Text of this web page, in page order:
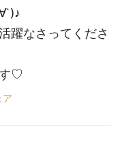
躍なさってくださ
♡
ア